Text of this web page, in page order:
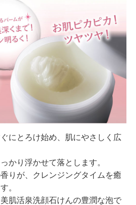
にとろけ始め、肌にやさしく広
かり浮かせて落とします。
りが、クレンジングタイムを癒
。
肌活泉洗顔石けんの豊潤な泡で